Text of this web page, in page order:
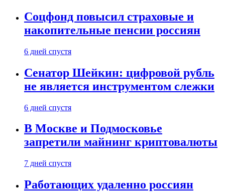
Соцфонд повысил страховые и
накопительные пенсии россиян
6 дней спустя
Сенатор Шейкин: цифровой рубль
не является инструментом слежки
6 дней спустя
В Москве и Подмосковье
запретили майнинг криптовалюты
7 дней спустя
Работающих удаленно россиян